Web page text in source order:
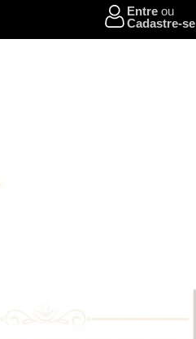
Entreou
Cadastre-se